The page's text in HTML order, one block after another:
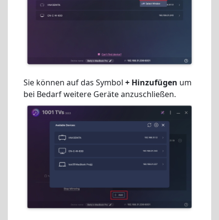
Sie können auf das Symbol + Hinzufügen um
bei Bedarf weitere Geräte anzuschließen.